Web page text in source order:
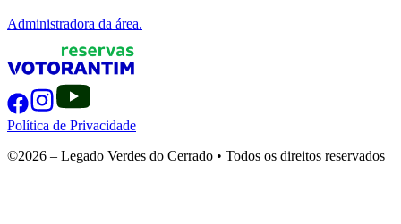
Administradora da área.
Política de Privacidade
©2026 – Legado Verdes do Cerrado • Todos os direitos reservados